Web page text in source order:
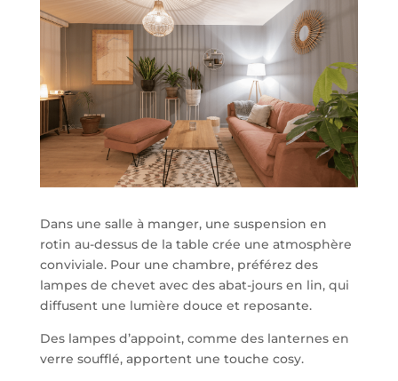
Dans une salle à manger, une suspension en
rotin au-dessus de la table crée une atmosphère
conviviale. Pour une chambre, préférez des
lampes de chevet avec des abat-jours en lin, qui
diffusent une lumière douce et reposante.
Des lampes d’appoint, comme des lanternes en
verre soufflé, apportent une touche cosy.